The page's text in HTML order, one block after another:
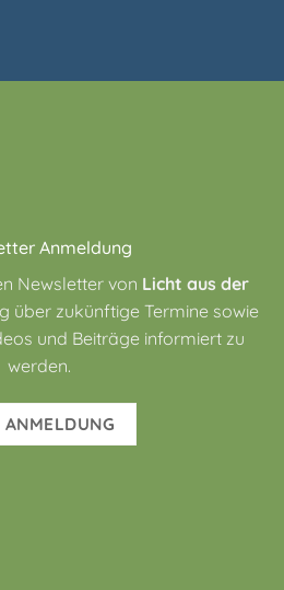
Anmeldung
Newsletter von Licht aus der
über zukünftige Termine sowie
und Beiträge informiert zu
werden.